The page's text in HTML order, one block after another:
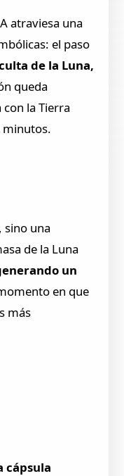
atraviesa una
el paso
de la Luna,
queda
la Tierra
sino una
de la Luna
un
en que
más
cápsula